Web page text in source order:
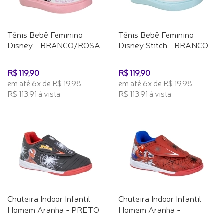
Tênis Bebê Feminino
Disney - BRANCO/ROSA
R$ 119,90
em até 6x de R$ 19,98
R$ 113,91 à vista
Tênis Bebê Feminino
Disney Stitch - BRANCO
R$ 119,90
em até 6x de R$ 19,98
R$ 113,91 à vista
Chuteira Indoor Infantil
Homem Aranha - PRETO
Chuteira Indoor Infantil
Homem Aranha -